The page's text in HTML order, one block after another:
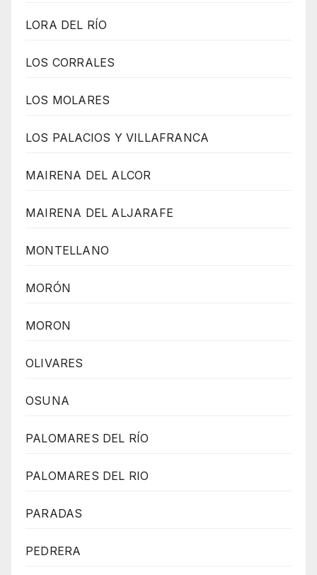
LORA DEL RÍO
LOS CORRALES
LOS MOLARES
LOS PALACIOS Y VILLAFRANCA
MAIRENA DEL ALCOR
MAIRENA DEL ALJARAFE
MONTELLANO
MORÓN
MORON
OLIVARES
OSUNA
PALOMARES DEL RÍO
PALOMARES DEL RIO
PARADAS
PEDRERA